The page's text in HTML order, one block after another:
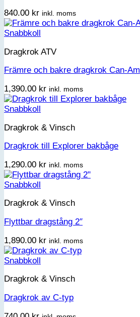
840.00 kr inkl. moms
Snabbkoll
Dragkrok ATV
Främre och bakre dragkrok Can-Am
1,390.00 kr inkl. moms
Snabbkoll
Dragkrok & Vinsch
Dragkrok till Explorer bakbåge
1,290.00 kr inkl. moms
Snabbkoll
Dragkrok & Vinsch
Flyttbar dragstång 2″
1,890.00 kr inkl. moms
Snabbkoll
Dragkrok & Vinsch
Dragkrok av C-typ